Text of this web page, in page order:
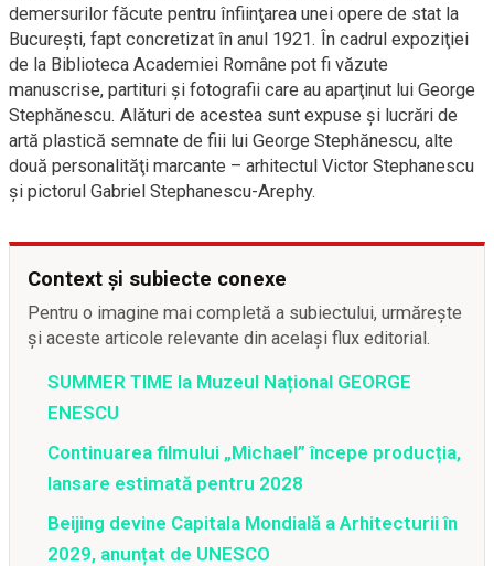
demersurilor făcute pentru înfiinţarea unei opere de stat la
Bucureşti, fapt concretizat în anul 1921. În cadrul expoziţiei
de la Biblioteca Academiei Române pot fi văzute
manuscrise, partituri şi fotografii care au aparţinut lui George
Stephănescu. Alături de acestea sunt expuse şi lucrări de
artă plastică semnate de fiii lui George Stephănescu, alte
două personalităţi marcante – arhitectul Victor Stephanescu
şi pictorul Gabriel Stephanescu-Arephy.
Context și subiecte conexe
Pentru o imagine mai completă a subiectului, urmărește
și aceste articole relevante din același flux editorial.
SUMMER TIME la Muzeul Național GEORGE
ENESCU
Continuarea filmului „Michael” începe producția,
lansare estimată pentru 2028
Beijing devine Capitala Mondială a Arhitecturii în
2029, anunțat de UNESCO